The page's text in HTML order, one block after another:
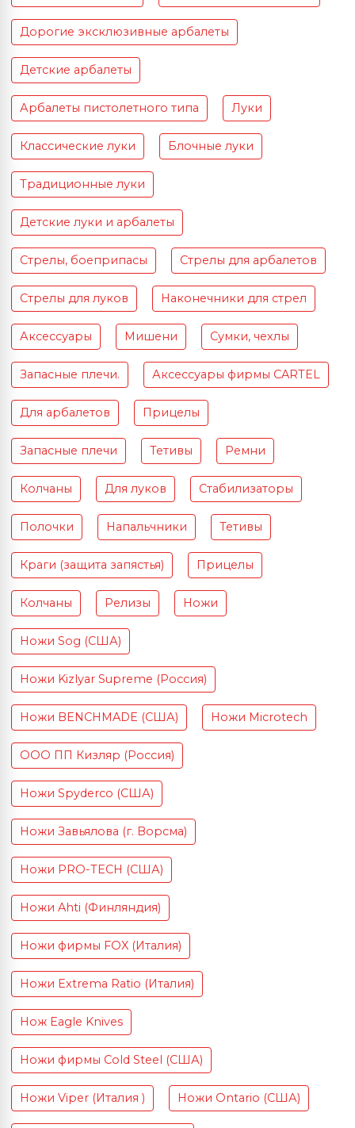
Дорогие эксклюзивные арбалеты
Детские арбалеты
Арбалеты пистолетного типа Луки
Классические луки Блочные луки
Традиционные луки
Детские луки и арбалеты
Стрелы, боеприпасы Стрелы для арбалетов
Стрелы для луков Наконечники для стрел
Аксессуары Мишени Сумки, чехлы
Запасные плечи. Аксессуары фирмы CARTEL
Для арбалетов Прицелы
Запасные плечи Тетивы Ремни
Колчаны Для луков Стабилизаторы
Полочки Напальчники Тетивы
Краги (защита запястья) Прицелы
Колчаны Релизы Ножи
Ножи Sog (США)
Ножи Kizlyar Supreme (Россия)
Ножи BENCHMADE (США) Ножи Microtech
ООО ПП Кизляр (Россия)
Ножи Spyderco (США)
Ножи Завьялова (г. Ворсма)
Ножи PRO-TECH (США)
Ножи Ahti (Финляндия)
Ножи фирмы FOX (Италия)
Ножи Extrema Ratio (Италия)
Нож Eagle Knives
Ножи фирмы Cold Steel (США)
Ножи Viper (Италия ) Ножи Ontario (США)